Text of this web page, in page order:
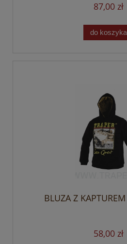
87,00 zł
do koszyka
BLUZA Z
58,00 zł